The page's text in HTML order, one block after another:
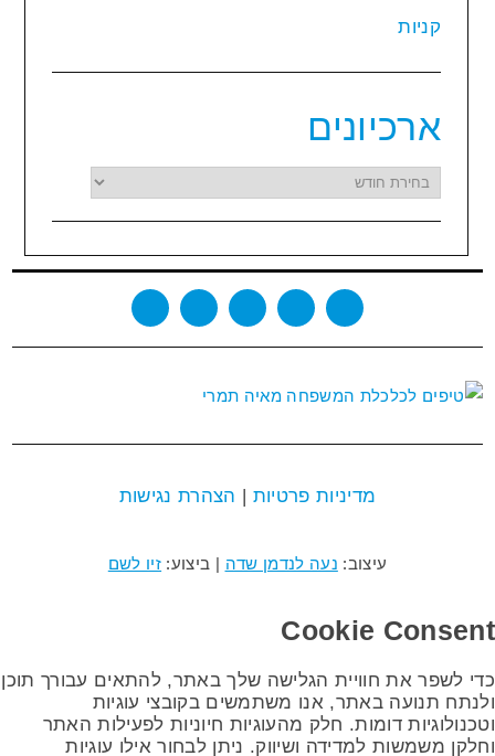
קניות
ארכיונים
ארכיונים
מדיניות פרטיות הצהרת נגישות
עיצוב: נעה לנדמן שדה | ביצוע: זיו לשם